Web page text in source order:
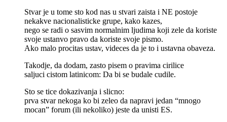
Stvar je u tome sto kod nas u stvari zaista i NE postoje
nekakve nacionalisticke grupe, kako kazes,
nego se radi o sasvim normalnim ljudima koji zele da koriste
svoje ustanvo pravo da koriste svoje pismo.
Ako malo procitas ustav, videces da je to i ustavna obaveza.
Takodje, da dodam, zasto pisem o pravima cirilice
saljuci cistom latinicom: Da bi se budale cudile.
Sto se tice dokazivanja i slicno:
prva stvar nekoga ko bi zeleo da napravi jedan “mnogo
mocan” forum (ili nekoliko) jeste da unisti ES.